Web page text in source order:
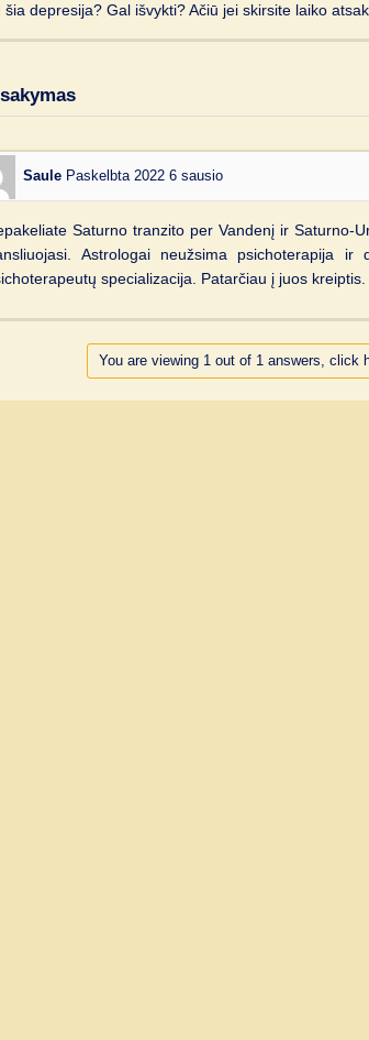
šia depresija? Gal išvykti? Ačiū jei skirsite laiko
Saule Paskelbta 2022 6 sausio
Saturno tranzito per Vandenį ir Saturno-
Astrologai neužsima psichoterapija ir
specializacija. Patarčiau į juos kreiptis.
You are viewing 1 out of 1 answers, click